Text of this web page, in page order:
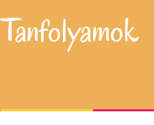
Tanfolyamok